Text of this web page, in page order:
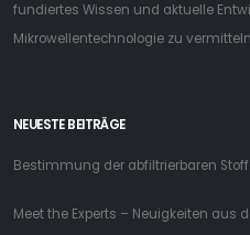
fundiertes Wissen und aktuelle
Mikrowellentechnologie zu
NEUESTE BEITRÄGE
Bestimmung der abfiltrierbaren
Meet the Experts – Neuigkeiten aus